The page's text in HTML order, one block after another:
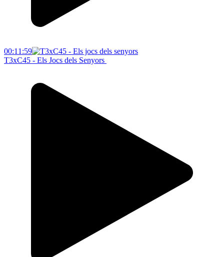
00:11:59
T3xC45 - Els Jocs dels Senyors